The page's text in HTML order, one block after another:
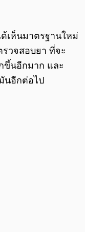
เห็นมาตรฐานใหม่
วจสอบยา ที่จะ
ขึ้นอีกมาก และ
นอีกต่อไป